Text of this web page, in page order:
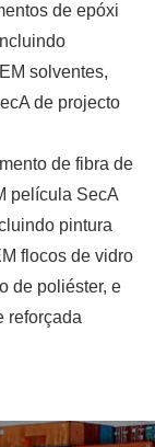
de epóxi
solventes,
de projecto
de fibra de
película SecA
pintura
flocos de vidro
de poliéster, e
reforçada